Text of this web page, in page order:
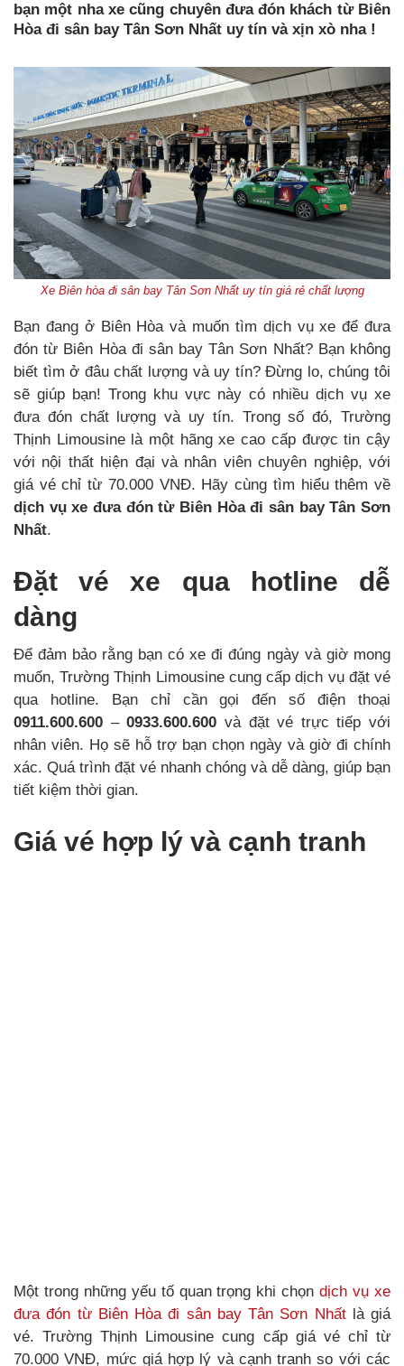
bạn một nha xe cũng chuyên đưa đón khách từ Biên
Hòa đi sân bay Tân Sơn Nhất uy tín và xịn xò nha !
Xe Biên hòa đi sân bay Tân Sơn Nhất uy tín giá rẻ chất lượng
Bạn đang ở Biên Hòa và muốn tìm dịch vụ xe để đưa
đón từ Biên Hòa đi sân bay Tân Sơn Nhất? Bạn không
biết tìm ở đâu chất lượng và uy tín? Đừng lo, chúng tôi
sẽ giúp bạn! Trong khu vực này có nhiều dịch vụ xe
đưa đón chất lượng và uy tín. Trong số đó, Trường
Thịnh Limousine là một hãng xe cao cấp được tin cậy
với nội thất hiện đại và nhân viên chuyên nghiệp, với
giá vé chỉ từ 70.000 VNĐ. Hãy cùng tìm hiểu thêm về
dịch vụ xe đưa đón từ Biên Hòa đi sân bay Tân Sơn
Nhất.
Đặt vé xe qua hotline dễ
dàng
Để đảm bảo rằng bạn có xe đi đúng ngày và giờ mong
muốn, Trường Thịnh Limousine cung cấp dịch vụ đặt vé
qua hotline. Bạn chỉ cần gọi đến số điện thoại
0911.600.600 –0933.600.600 và đặt vé trực tiếp với
nhân viên. Họ sẽ hỗ trợ bạn chọn ngày và giờ đi chính
xác. Quá trình đặt vé nhanh chóng và dễ dàng, giúp bạn
tiết kiệm thời gian.
Giá vé hợp lý và cạnh tranh
Một trong những yếu tố quan trọng khi chọndịch vụ xe
đưa đón từ Biên Hòa đi sân bay Tân Sơn Nhấtlà giá
vé. Trường Thịnh Limousine cung cấp giá vé chỉ từ
70.000 VNĐ, mức giá hợp lý và cạnh tranh so với các